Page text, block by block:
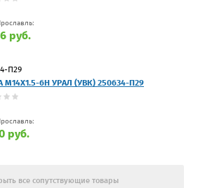
руб.
П29
М14Х1.5-6Н УРАЛ (УВК) 250634-П29
руб.
все сопутствующие товары